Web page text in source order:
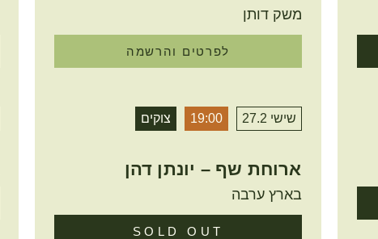
משק דותן
לפרטים והרשמה
שישי 27.2 19:00 צוקים
ארוחת שף – יונתן דהן
בארץ ערבה
SOLD OUT